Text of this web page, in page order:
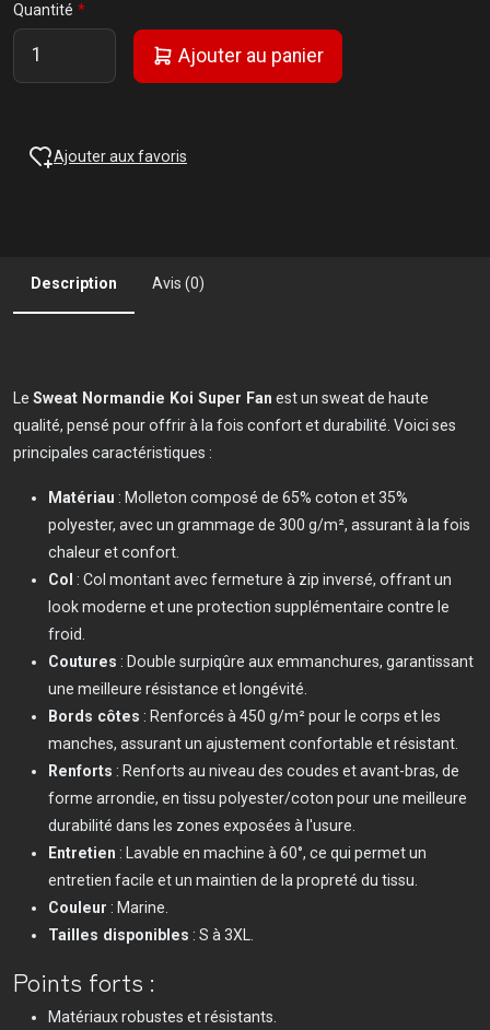
Quantité
Ajouter au panier
Ajouter aux favoris
Description Avis (0)
Le Sweat Normandie Koi Super Fan est un sweat de haute
qualité, pensé pour offrir à la fois confort et durabilité. Voici ses
principales caractéristiques :
Matériau : Molleton composé de 65% coton et 35%
polyester, avec un grammage de 300 g/m², assurant à la fois
chaleur et confort.
Col : Col montant avec fermeture à zip inversé, offrant un
look moderne et une protection supplémentaire contre le
froid.
Coutures : Double surpiqûre aux emmanchures, garantissant
une meilleure résistance et longévité.
Bords côtes : Renforcés à 450 g/m² pour le corps et les
manches, assurant un ajustement confortable et résistant.
Renforts : Renforts au niveau des coudes et avant-bras, de
forme arrondie, en tissu polyester/coton pour une meilleure
durabilité dans les zones exposées à l'usure.
Entretien : Lavable en machine à 60°, ce qui permet un
entretien facile et un maintien de la propreté du tissu.
Couleur : Marine.
Tailles disponibles : S à 3XL.
Points forts :
Matériaux robustes et résistants.